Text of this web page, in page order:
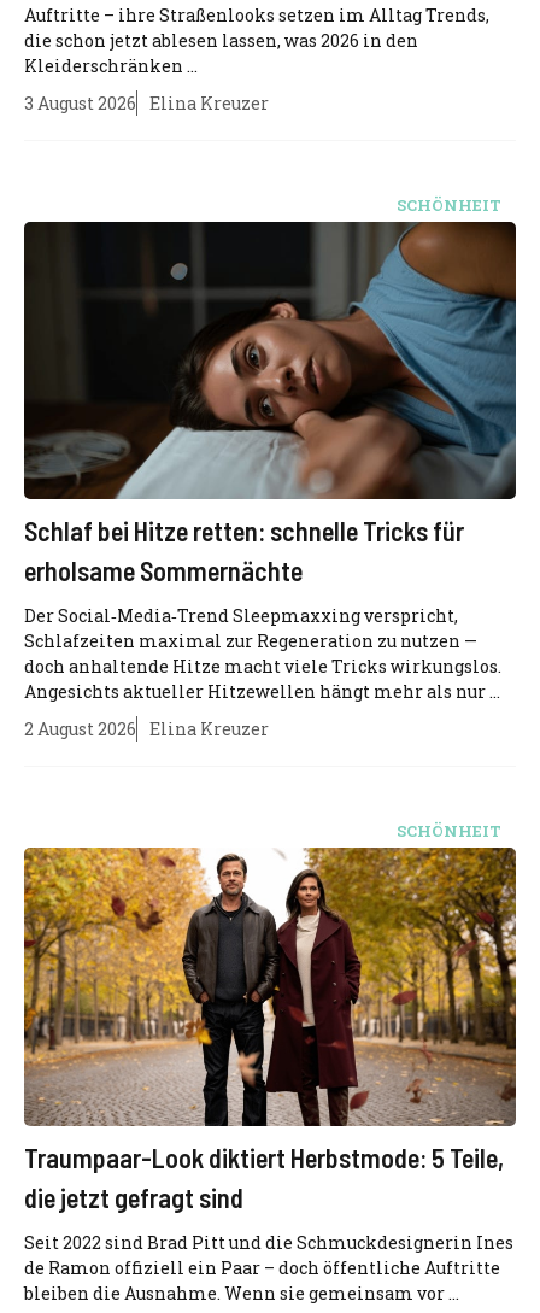
Auftritte – ihre Straßenlooks setzen im Alltag Trends,
die schon jetzt ablesen lassen, was 2026 in den
Kleiderschränken ...
3 August 2026
Elina Kreuzer
SCHÖNHEIT
Schlaf bei Hitze retten: schnelle Tricks für
erholsame Sommernächte
Der Social‑Media‑Trend Sleepmaxxing verspricht,
Schlafzeiten maximal zur Regeneration zu nutzen —
doch anhaltende Hitze macht viele Tricks wirkungslos.
Angesichts aktueller Hitzewellen hängt mehr als nur ...
2 August 2026
Elina Kreuzer
SCHÖNHEIT
Traumpaar-Look diktiert Herbstmode: 5 Teile,
die jetzt gefragt sind
Seit 2022 sind Brad Pitt und die Schmuckdesignerin Ines
de Ramon offiziell ein Paar – doch öffentliche Auftritte
bleiben die Ausnahme. Wenn sie gemeinsam vor ...